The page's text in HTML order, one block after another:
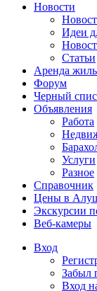
Новости
Идеи
Статьи
Аренда
Форум
Черный
Объявления
Работа
Услуги
Разное
Справочник
Цены в
Экскурсии
Веб-камеры
Вход
Забыл
Вход